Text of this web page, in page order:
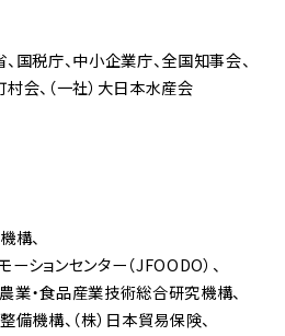
国税庁 中小企業庁 全国知事会
村会 （一社）大日本水産会
構
ションセンター（JFOODO）
業・食品産業技術総合研究機構
整備機構 （株）日本貿易保険